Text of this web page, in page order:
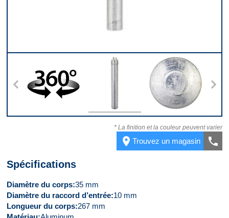
Dessus Dessous
* La finition et la couleur peuvent varier
place Trouvez un magasin call
Spécifications
Diamètre du corps 35 mm
Diamètre du raccord d’entrée 10 mm
Longueur du corps 267 mm